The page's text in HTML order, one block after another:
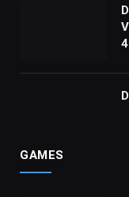
4
GAMES